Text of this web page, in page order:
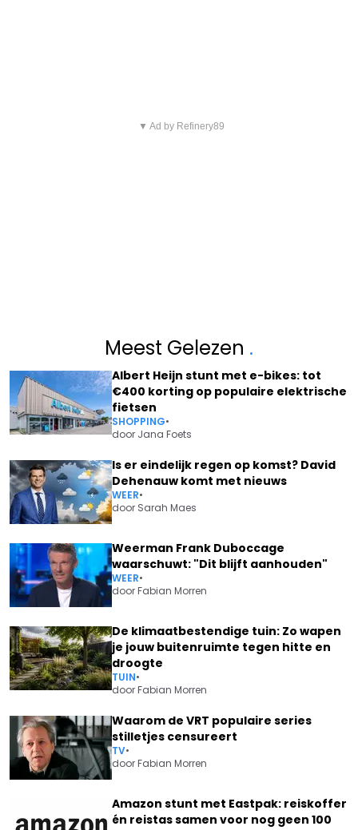
▼ Ad by Refinery89
Meest Gelezen .
Albert Heijn stunt met e-bikes: tot
€400 korting op populaire elektrische
fietsen
SHOPPING•
door Jana Foets
Is er eindelijk regen op komst? David
Dehenauw komt met nieuws
WEER•
door Sarah Maes
Weerman Frank Duboccage
waarschuwt: "Dit blijft aanhouden"
WEER•
doorFabian Morren
De klimaatbestendige tuin: Zo wapen
je jouw buitenruimte tegen hitte en
droogte
TUIN•
doorFabian Morren
Waarom de VRT populaire series
stilletjes censureert
TV•
doorFabian Morren
Amazon stunt met Eastpak: reiskoffer
én reistas samen voor nog geen 100